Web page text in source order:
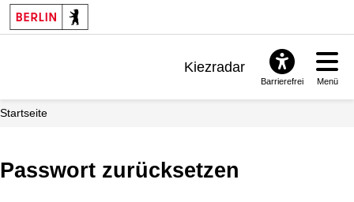
Kiezradar
Barrierefrei Menü
Startseite
Passwort zurücksetzen